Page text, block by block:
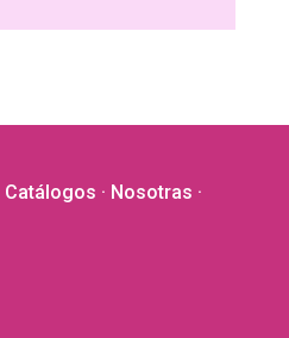
Catálogos · Nosotras ·